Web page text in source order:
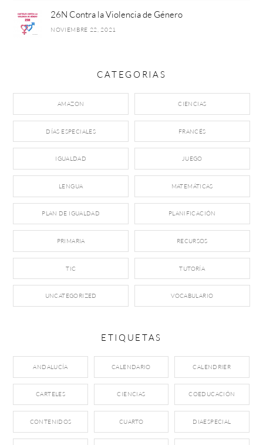
26N Contra la Violencia de Género
NOVIEMBRE 22, 2021
CATEGORIAS
AMAZON CIENCIAS
DÍAS ESPECIALES FRANCÉS
IGUALDAD JUEGO
LENGUA MATEMÁTICAS
PLAN DE IGUALDAD PLANIFICACIÓN
PRIMARIA RECURSOS
TIC TUTORÍA
UNCATEGORIZED VOCABULARIO
ETIQUETAS
ANDALUCÍA CALENDARIO CALENDRIER
CARTELES CIENCIAS COEDUCACIÓN
CONTENIDOS CUARTO DIAESPECIAL